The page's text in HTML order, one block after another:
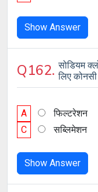
Show Answer
Q162.सोडियम
लिए
A फिल्टरेशन
C
सब्लिमेशन
Show Answer